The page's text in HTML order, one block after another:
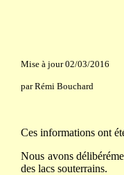
Mise à jour 02/03/2016
par Rémi Bouchard
Ces informations ont
Nous avons
des lacs souterrains.